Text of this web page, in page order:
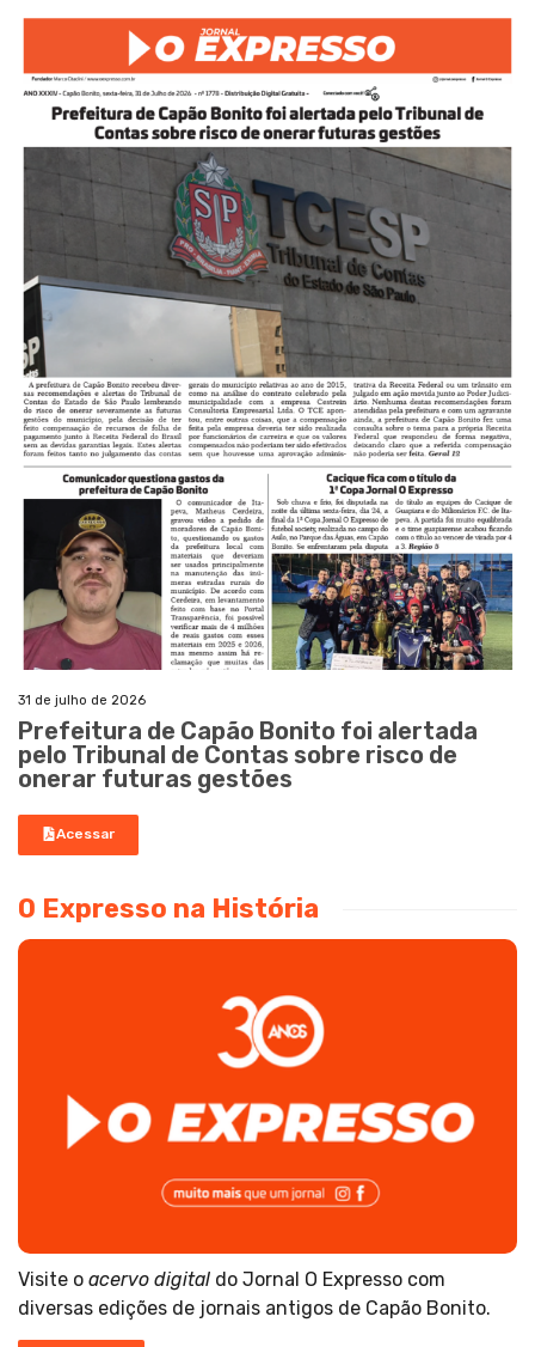
31 de julho de 2026
Prefeitura de Capão Bonito foi alertada
pelo Tribunal de Contas sobre risco de
onerar futuras gestões
Acessar
O Expresso na História
Visite o acervo digital do Jornal O Expresso com
diversas edições de jornais antigos de Capão Bonito.